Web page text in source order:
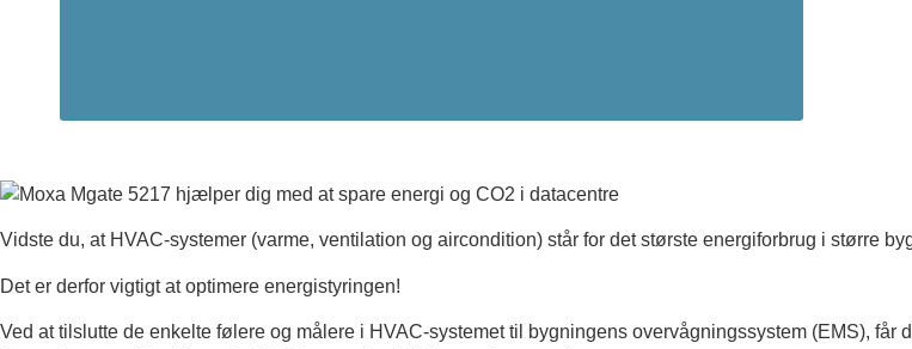
Vidste du, at HVAC-systemer (varme, ventilation og aircondition) står for det største energiforbrug i større
Det er derfor vigtigt at optimere energistyringen!
Ved at tilslutte de enkelte følere og målere i HVAC-systemet til bygningens overvågningssystem (EMS),